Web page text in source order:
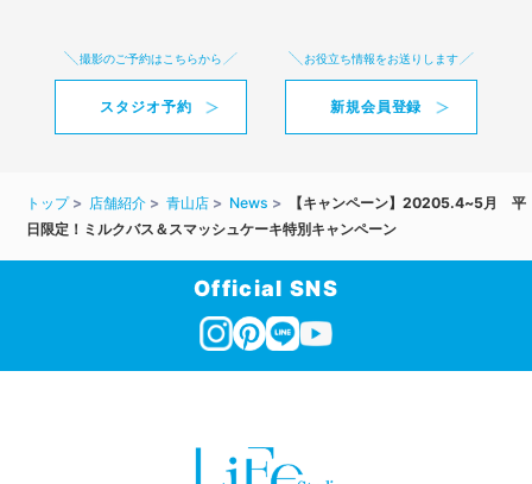
撮影のご予約はこちらから
スタジオ予約
お役立ち情報をお送りします
新規会員登録
トップ 店舗紹介 青山店 News
【キャンペーン】20205.4~5月 平
日限定！ミルクバス＆スマッシュケーキ特別キャンペーン
Official SNS